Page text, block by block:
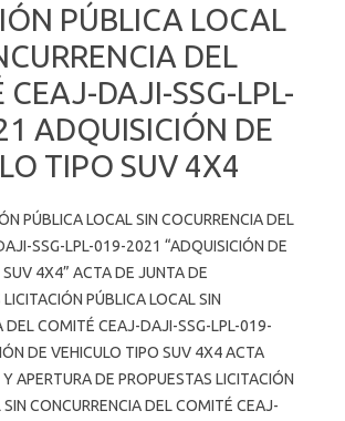
PÚBLICA LOCAL
DEL
CEAJ-DAJI-SSG-LPL-
ADQUISICIÓN DE
TIPO SUV 4X4
PÚBLICA LOCAL SIN COCURRENCIA DEL
SSG-LPL-019-2021 “ADQUISICIÓN DE
4X4” ACTA DE JUNTA DE
PÚBLICA LOCAL SIN
DEL COMITÉ CEAJ-DAJI-SSG-LPL-019-
DE VEHICULO TIPO SUV 4X4 ACTA
APERTURA DE PROPUESTAS LICITACIÓN
CONCURRENCIA DEL COMITÉ CEAJ-